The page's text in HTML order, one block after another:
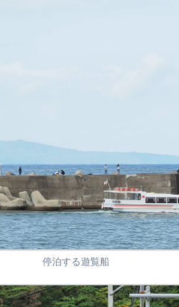
停泊する遊覧船